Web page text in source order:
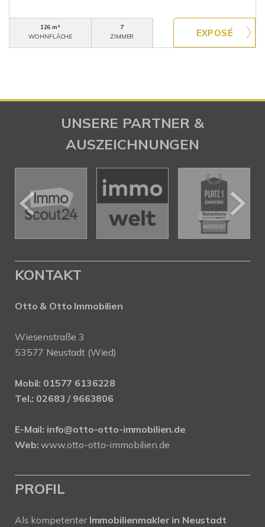
126 m²
WOHNFLÄCHE
7
ZIMMER
UNSERE PARTNER &
AUSZEICHNUNGEN
KONTAKT
Otto & Otto Immobilien
Wiesenstraße 3
53577 Neustadt (Wied)
Mobil: 01577 6136228
Tel.: 02683 / 9663806
E-Mail: info@otto-otto-immobilien.de
Web: www.otto-otto-immobilien.de
PROFIL
Als kompetenter Immobilienmakler in Neustadt